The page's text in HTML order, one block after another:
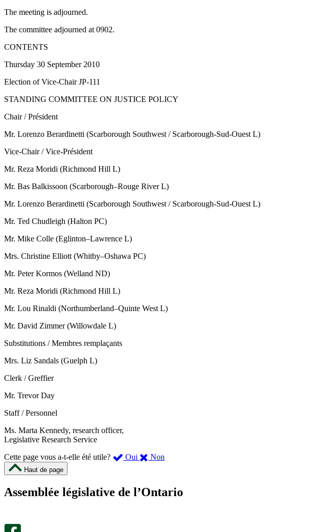
The meeting is adjourned.
The committee adjourned at 0902.
CONTENTS
Thursday 30 September 2010
Election of Vice-Chair JP-111
STANDING COMMITTEE ON JUSTICE POLICY
Chair / Président
Mr. Lorenzo Berardinetti (Scarborough Southwest / Scarborough-Sud-Ouest L)
Vice-Chair / Vice-Président
Mr. Reza Moridi (Richmond Hill L)
Mr. Bas Balkissoon (Scarborough–Rouge River L)
Mr. Lorenzo Berardinetti (Scarborough Southwest / Scarborough-Sud-Ouest L)
Mr. Ted Chudleigh (Halton PC)
Mr. Mike Colle (Eglinton–Lawrence L)
Mrs. Christine Elliott (Whitby–Oshawa PC)
Mr. Peter Kormos (Welland ND)
Mr. Reza Moridi (Richmond Hill L)
Mr. Lou Rinaldi (Northumberland–Quinte West L)
Mr. David Zimmer (Willowdale L)
Substitutions / Membres remplaçants
Mrs. Liz Sandals (Guelph L)
Clerk / Greffier
Mr. Trevor Day
Staff / Personnel
Ms. Marta Kennedy, research officer,
Legislative Research Service
Cette page vous a-t-elle été utile?
Oui ,
été
Non
m’a
Haut de page
Assemblée législative de l’Ontario